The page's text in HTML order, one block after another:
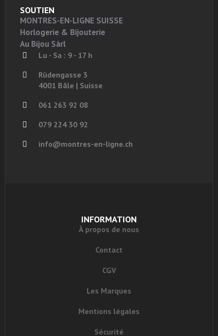
SOUTIEN
MONTRES-EN-LIGNE SUISSE
Horlogerie & Bijouterie
Au Bijou Sàrl
Lu - Sa : 9 - 17 h
Rüdengasse 3
4001 Bâle | Suisse
061 263 92 08
079 224 30 92
info@montres-en-ligne.ch
INFORMATION
À propos de nous
Contact
CGV
Les Marques
Mentions légales
Sécurité